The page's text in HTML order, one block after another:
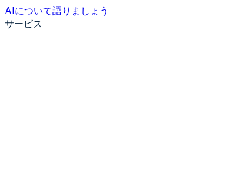
AIについて語りましょう
サービス